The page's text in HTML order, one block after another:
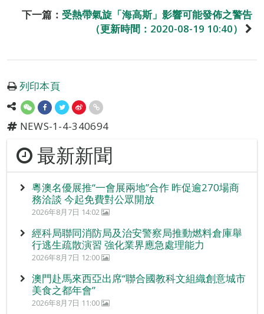
下一篇： 受熱帶氣旋「海高斯」影響可能發佈之警告
（更新時間：2020-08-19 10:40）
列印本頁
NEWS-1-4-340694
最新新聞
粵澳名優展推“一會展兩地”合作 昨促逾270場商
務洽談 今起免費對公眾開放
2026年8月7日 14:02
經科局聯同消防局及治安警察局推動燃料倉庫舉
行逃生疏散演習 強化業界應急處理能力
2026年8月7日 12:00
澳門赴馬來西亞出席“聯合國教科文組織創意城市
美食之都年會”
2026年8月7日 11:00